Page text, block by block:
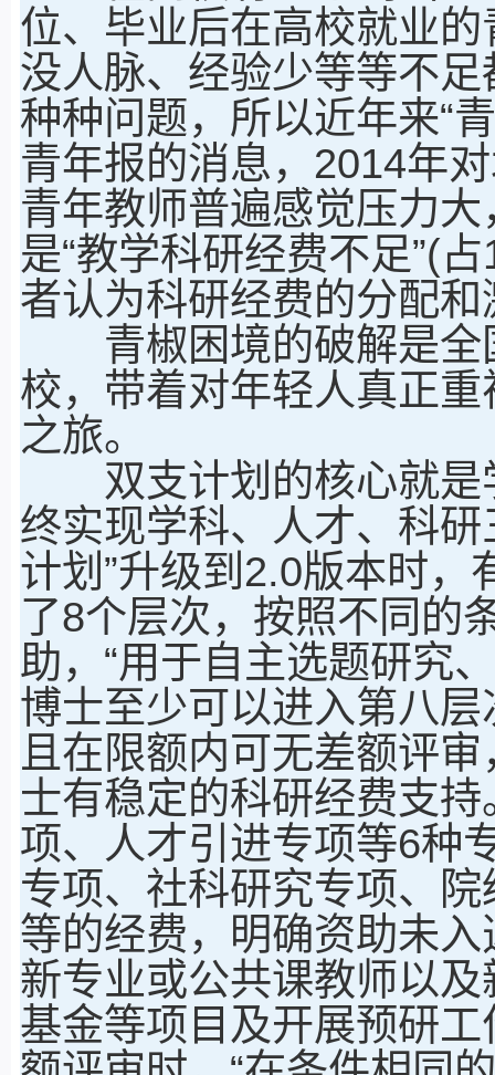
位、毕业后在高校就业
没人脉、经验少等等不
种种问题，所以近年来“
青年报的消息，2014年
青年教师普遍感觉压力
是“教学科研经费不足”(
者认为科研经费的分配和
青椒困境的破解是全
校，带着对年轻人真正
之旅。
双支计划的核心就是
终实现学科、人才、科
计划”升级到2.0版本时
了8个层次，按照不同的
助，“用于自主选题研究
博士至少可以进入第八
且在限额内可无差额评
士有稳定的科研经费支
项、人才引进专项等6种
专项、社科研究专项、
等的经费，明确资助未
新专业或公共课教师以
基金等项目及开展预研